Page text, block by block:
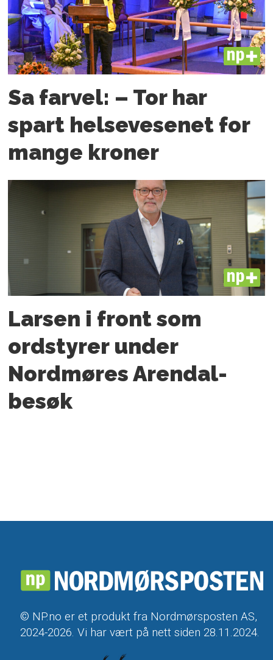
PLUS
Sa farvel: – Tor har
spart helsevesenet for
mange kroner
PLUS
Larsen i front som
ordstyrer under
Nordmøres Arendal-
besøk
© NP.no er et produkt fra Nordmørsposten AS,
2024-2026. Vi har vært på nett siden 28.11.2024.